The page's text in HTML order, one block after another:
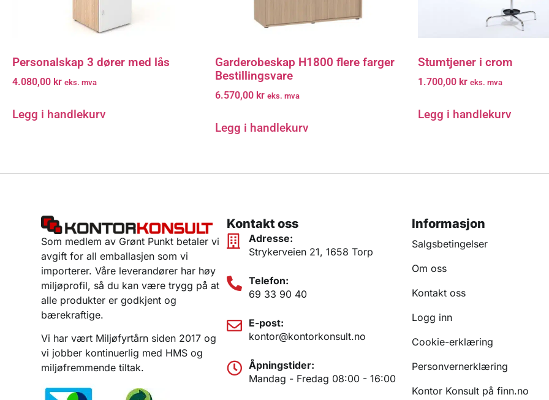
Personalskap 3 dører med lås
4.080,00 kr eks. mva
Legg i handlekurv
Garderobeskap H1800 flere farger
Bestillingsvare
6.570,00 kr eks. mva
Legg i handlekurv
Stumtjener i crom
1.700,00 kr eks. mva
Legg i handlekurv
Som medlem av Grønt Punkt betaler vi
avgift for all emballasjen som vi
importerer. Våre leverandører har høy
miljøprofil, så du kan være trygg på at
alle produkter er godkjent og
bærekraftige.
Vi har vært Miljøfyrtårn siden 2017 og
vi jobber kontinuerlig med HMS og
miljøfremmende tiltak.
Kontakt oss
Adresse:
Strykerveien 21, 1658 Torp
Telefon:
69 33 90 40
E-post:
kontor@kontorkonsult.no
Åpningstider:
Mandag - Fredag 08:00 - 16:00
Informasjon
Salgsbetingelser
Om oss
Kontakt oss
Logg inn
Cookie-erklæring
Personvernerklæring
Kontor Konsult på finn.no